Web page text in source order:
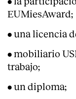
EUMiesAward;
• una licencia
• mobiliario
trabajo;
• un diploma;